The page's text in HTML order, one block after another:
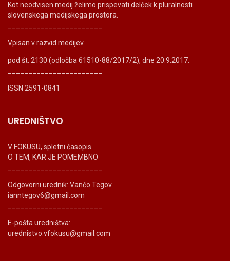
Kot neodvisen medij želimo prispevati delček k pluralnosti
slovenskega medijskega prostora.
Vpisan v razvid medijev
pod št. 2130 (odločba 61510-88/2017/2), dne 20.9.2017.
ISSN 2591-0841
UREDNIŠTVO
V FOKUSU, spletni časopis
O TEM, KAR JE POMEMBNO
Odgovorni urednik: Vančo Tegov
ianntegov6@gmail.com
E-pošta uredništva:
urednistvo.vfokusu@gmail.com